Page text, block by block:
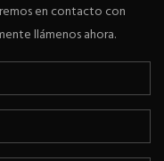
en contacto con
llámenos ahora.